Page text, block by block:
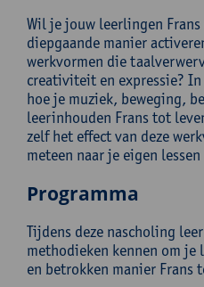
Wil je jouw leerlingen Frans
diepgaande manier
werkvormen die
creativiteit en expressie?
hoe je muziek, beweging,
leerinhouden Frans tot
zelf het effect van deze
meteen naar je eigen lessen
Programma
Tijdens deze nascholing
methodieken kennen om je
en betrokken manier Frans